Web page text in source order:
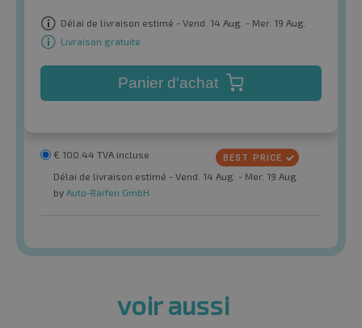
Délai de livraison estimé - Vend. 14 Aug. - Mer. 19 Aug.
Livraison gratuite
Panier d'achat
€ 100.44 TVA incluse
Délai de livraison estimé - Vend. 14 Aug. - Mer. 19 Aug.
by Auto-Raifen GmbH
voir aussi